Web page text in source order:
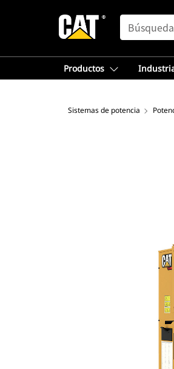
SEARCH
Productos
Sistemas de potencia